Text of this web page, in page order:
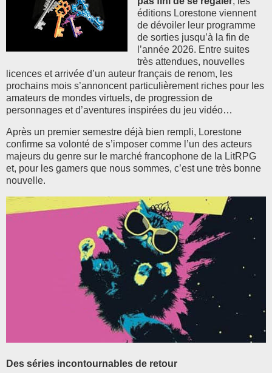
éditions Lorestone viennent
de dévoiler leur programme
de sorties jusqu’à la fin de
l’année 2026. Entre suites
très attendues, nouvelles
licences et arrivée d’un auteur français de renom, les
prochains mois s’annoncent particulièrement riches pour les
amateurs de mondes virtuels, de progression de
personnages et d’aventures inspirées du jeu vidéo…
Après un premier semestre déjà bien rempli, Lorestone
confirme sa volonté de s’imposer comme l’un des acteurs
majeurs du genre sur le marché francophone de la LitRPG
et, pour les gamers que nous sommes, c’est une très bonne
nouvelle.
Des séries incontournables de retour